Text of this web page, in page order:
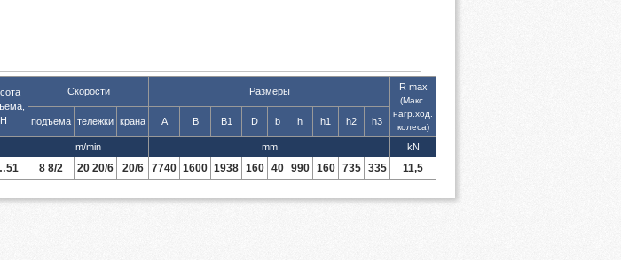
H
Скорости Размеры R max
(Макс.
нагр.ход.
колеса)
подъема тележки крана А B B1 D b h h1 h2 h3
m/min mm kN
8 8/2 20 20/6 20/6 7740 1600 1938 160 40 990 160 735 335 11,5